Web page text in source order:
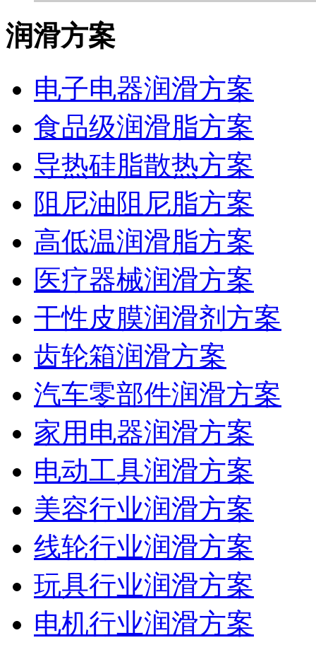
润滑方案
电子电器润滑方案
食品级润滑脂方案
导热硅脂散热方案
阻尼油阻尼脂方案
高低温润滑脂方案
医疗器械润滑方案
干性皮膜润滑剂方案
齿轮箱润滑方案
汽车零部件润滑方案
家用电器润滑方案
电动工具润滑方案
美容行业润滑方案
线轮行业润滑方案
玩具行业润滑方案
电机行业润滑方案